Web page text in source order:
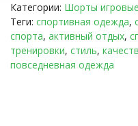
Категории: Шорты игровые
Теги: спортивная одежда,
спорта, активный отдых,
тренировки, стиль,
повседневная одежда